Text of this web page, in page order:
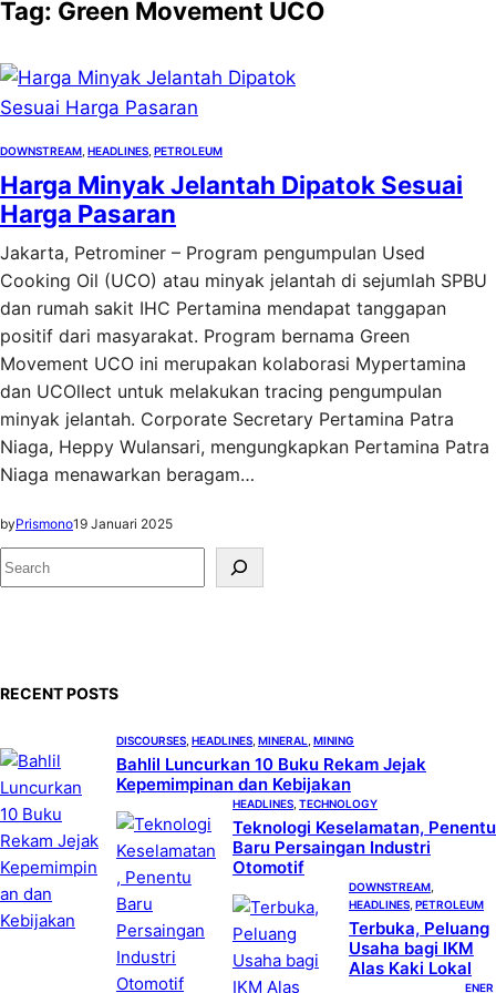
Tag: Green Movement UCO
DOWNSTREAM HEADLINES PETROLEUM
Harga Minyak Jelantah Dipatok Sesuai
Harga Pasaran
Jakarta, Petrominer – Program pengumpulan Used
Cooking Oil (UCO) atau minyak jelantah di sejumlah SPBU
dan rumah sakit IHC Pertamina mendapat tanggapan
positif dari masyarakat. Program bernama Green
Movement UCO ini merupakan kolaborasi Mypertamina
dan UCOllect untuk melakukan tracing pengumpulan
minyak jelantah. Corporate Secretary Pertamina Patra
Niaga, Heppy Wulansari, mengungkapkan Pertamina Patra
Niaga menawarkan beragam…
byPrismono19 Januari 2025
S
e
RECENT POSTS
DISCOURSES HEADLINES MINERAL MINING
Bahlil Luncurkan 10 Buku Rekam Jejak
Kepemimpinan dan Kebijakan
HEADLINES TECHNOLOGY
Teknologi Keselamatan, Penentu
Baru Persaingan Industri
Otomotif
DOWNSTREAM
HEADLINES PETROLEUM
Terbuka, Peluang
Usaha bagi IKM
Alas Kaki Lokal
ENER